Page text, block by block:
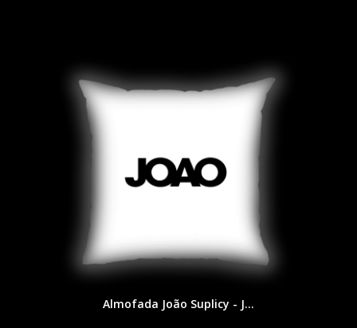
Almofada João Suplicy - J...